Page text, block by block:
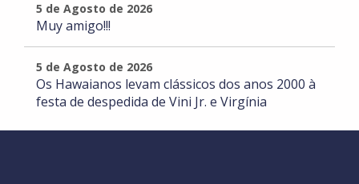
5 de Agosto de 2026
Muy amigo!!!
5 de Agosto de 2026
Os Hawaianos levam clássicos dos anos 2000 à
festa de despedida de Vini Jr. e Virgínia